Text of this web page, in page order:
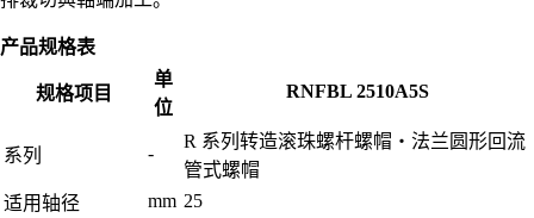
产品规格表
规格项目
单
位
RNFBL 2510A5S
系列 -
R 系列转造滚珠螺杆螺帽・法兰圆形回流
管式螺帽
适用轴径
mm 25